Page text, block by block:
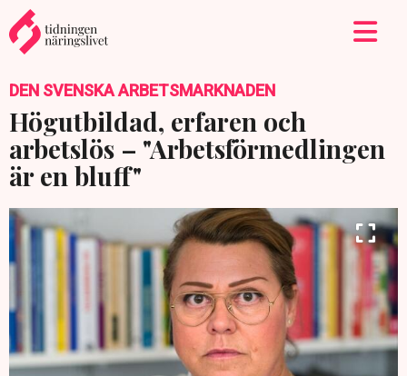
DEN SVENSKA ARBETSMARKNADEN
Högutbildad, erfaren och
arbetslös – "Arbetsförmedlingen
är en bluff"